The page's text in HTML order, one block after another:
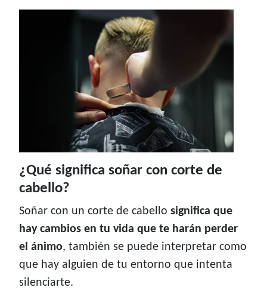
¿Qué significa soñar con corte de
cabello?
Soñar con un corte de cabello significa que
hay cambios en tu vida que te harán perder
el ánimo, también se puede interpretar como
que hay alguien de tu entorno que intenta
silenciarte.